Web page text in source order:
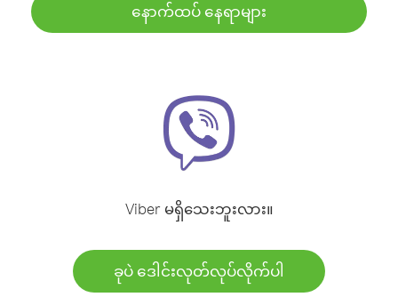
နောက်ထပ် နေရာများ
Viber မရှိသေးဘူးလား။
ခုပဲ ဒေါင်းလုတ်လုပ်လိုက်ပါ